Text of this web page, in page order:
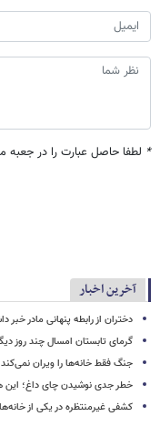
* لطفا حاصل عبارت را در جعبه
آخرین اخبار
دختران از رابطه پنهانی مادر
گرمای تابستان امسال چند روز
جنگ فقط خانه‌ها را ویران
خطر جدی نوشیدن چای داغ؛ این
کشفی غیرمنتظره در یکی از